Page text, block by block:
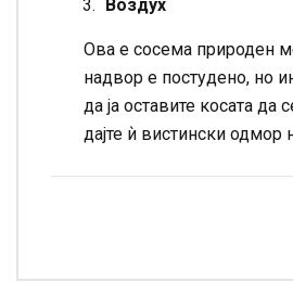
Воздух
Ова е сосема природен
надвор е постудено, но
да ја оставите косата
дајте ѝ вистински